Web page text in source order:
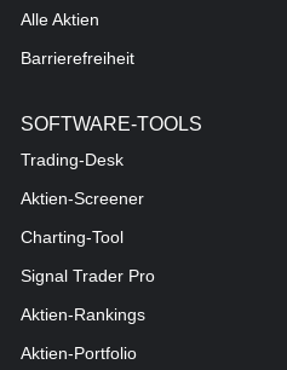
Alle Aktien
Barrierefreiheit
SOFTWARE-TOOLS
Trading-Desk
Aktien-Screener
Charting-Tool
Signal Trader Pro
Aktien-Rankings
Aktien-Portfolio